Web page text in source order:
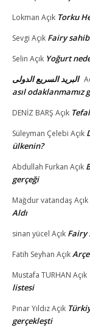
Lokman Açık Torku
Sevgi Açık Fairy
Selin Açık Yoğurt
البريد السريع الدولى
asıl odaklanmamız
DENİZ BARŞ Açık
Süleyman Çelebi Açık
ülkenin?
Abdullah Furkan Açık
gerçeği
Mağdur vatandaşAçık
Aldı
sinan yücel Açık Fairy
Fatih Seyhan Açık
Mustafa TURHAN Açık
listesi
Pınar YıldızAçık
gerçekleşti